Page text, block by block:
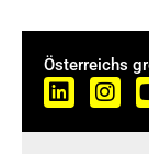
Österreichs